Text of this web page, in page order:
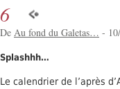
6
De Au fond du Galetas… -
Splashhh…
Le calendrier de l’après